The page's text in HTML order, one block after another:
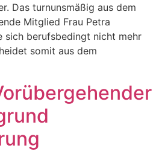
Das turnunsmäßig aus dem
Mitglied Frau Petra
sich berufsbedingt nicht mehr
somit aus dem